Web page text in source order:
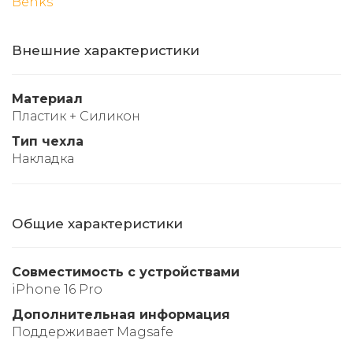
Внешние характеристики
Материал
Пластик + Силикон
Тип чехла
Накладка
Общие характеристики
Совместимость с устройствами
iPhone 16 Pro
Дополнительная информация
Поддерживает Magsafe